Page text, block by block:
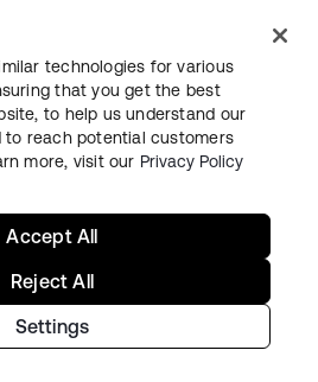
NutzungsbedingungenSicherheit
Rechte vorbehalten.
technologies for various
that you get the best
to help us understand our
reach potential customers
more, visit our Privacy Policy
Settings
Reject All
Accept All